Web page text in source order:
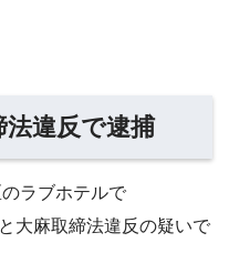
法違反で逮捕
ラブホテルで
大麻取締法違反の疑いで